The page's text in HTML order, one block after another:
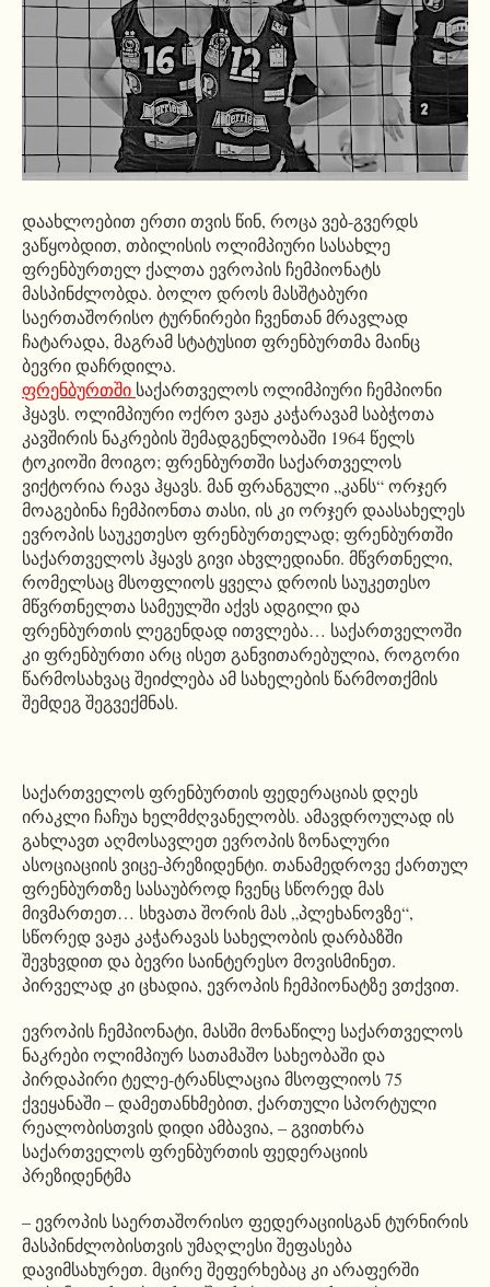
დაახლოებით ერთი თვის წინ, როცა ვებ-გვერდს
ვაწყობდით, თბილისის ოლიმპიური სასახლე
ფრენბურთელ ქალთა ევროპის ჩემპიონატს
მასპინძლობდა. ბოლო დროს მასშტაბური
საერთაშორისო ტურნირები ჩვენთან მრავლად
ჩატარადა, მაგრამ სტატუსით ფრენბურთმა მაინც
ბევრი დაჩრდილა.
ფრენბურთში საქართველოს ოლიმპიური ჩემპიონი
ჰყავს. ოლიმპიური ოქრო ვაჟა კაჭარავამ საბჭოთა
კავშირის ნაკრების შემადგენლობაში 1964 წელს
ტოკიოში მოიგო; ფრენბურთში საქართველოს
ვიქტორია რავა ჰყავს. მან ფრანგული „კანს“ ორჯერ
მოაგებინა ჩემპიონთა თასი, ის კი ორჯერ დაასახელეს
ევროპის საუკეთესო ფრენბურთელად; ფრენბურთში
საქართველოს ჰყავს გივი ახვლედიანი. მწვრთნელი,
რომელსაც მსოფლიოს ყველა დროის საუკეთესო
მწვრთნელთა სამეულში აქვს ადგილი და
ფრენბურთის ლეგენდად ითვლება… საქართველოში
კი ფრენბურთი არც ისეთ განვითარებულია, როგორი
წარმოსახვაც შეიძლება ამ სახელების წარმოთქმის
შემდეგ შეგვექმნას.
საქართველოს ფრენბურთის ფედერაციას დღეს
ირაკლი ჩაჩუა ხელმძღვანელობს. ამავდროულად ის
გახლავთ აღმოსავლეთ ევროპის ზონალური
ასოციაციის ვიცე-პრეზიდენტი. თანამედროვე ქართულ
ფრენბურთზე სასაუბროდ ჩვენც სწორედ მას
მივმართეთ… სხვათა შორის მას „პლეხანოვზე“,
სწორედ ვაჟა კაჭარავას სახელობის დარბაზში
შევხვდით და ბევრი საინტერესო მოვისმინეთ.
პირველად კი ცხადია, ევროპის ჩემპიონატზე ვთქვით.
ევროპის ჩემპიონატი, მასში მონაწილე საქართველოს
ნაკრები ოლიმპიურ სათამაშო სახეობაში და
პირდაპირი ტელე-ტრანსლაცია მსოფლიოს 75
ქვეყანაში – დამეთანხმებით, ქართული სპორტული
რეალობისთვის დიდი ამბავია, – გვითხრა
საქართველოს ფრენბურთის ფედერაციის
პრეზიდენტმა
– ევროპის საერთაშორისო ფედერაციისგან ტურნირის
მასპინძლობისთვის უმაღლესი შეფასება
დავიმსახურეთ. მცირე შეფერხებაც კი არაფერში